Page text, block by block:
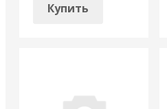
Купить